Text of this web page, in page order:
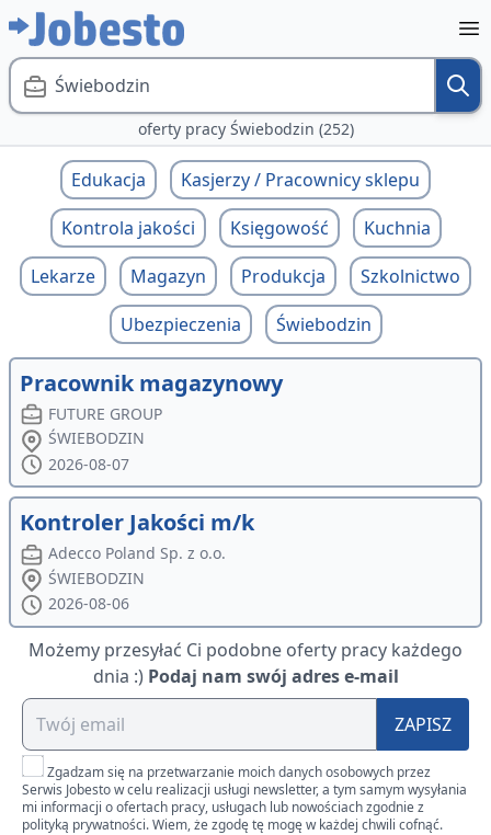
Świebodzin
oferty pracy Świebodzin (252)
Edukacja
Kasjerzy / Pracownicy sklepu
Kontrola jakości
Księgowość
Kuchnia
Lekarze
Magazyn Produkcja
Szkolnictwo
Ubezpieczenia
Świebodzin
Pracownik magazynowy
FUTURE GROUP
ŚWIEBODZIN
2026-08-07
Kontroler Jakości m/k
Adecco Poland Sp. z o.o.
ŚWIEBODZIN
2026-08-06
Możemy przesyłać Ci podobne oferty pracy każdego
dnia :) Podaj nam swój adres e-mail
ZAPISZ
Zgadzam się na przetwarzanie moich danych osobowych przez
Serwis Jobesto w celu realizacji usługi newsletter, a tym samym wysyłania
mi informacji o ofertach pracy, usługach lub nowościach zgodnie z
polityką prywatności. Wiem, że zgodę tę mogę w każdej chwili cofnąć.